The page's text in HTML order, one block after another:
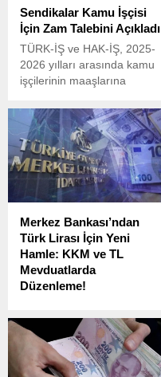
Sendikalar Kamu İşçisi
İçin Zam Talebini Açıkladı
TÜRK-İŞ ve HAK-İŞ, 2025-
2026 yılları arasında kamu
işçilerinin maaşlarına
taleplerini içeren taslağı
Çalışma ve Sosyal Güvenlik
Bakanlığı’na sundu.
Merkez Bankası’ndan
Türk Lirası İçin Yeni
Hamle: KKM ve TL
Mevduatlarda
Düzenleme!
Bankası (TCMB), 21
Haziran 2025 itibarıyla Türk
Lirası’na geçişi teşvik
edecek yeni adımlar attı.